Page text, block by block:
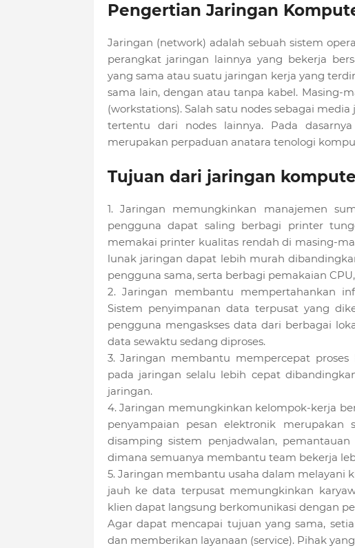
Pengertian Jaringan
Jaringan (network) adalah sebuah sistem
perangkat jaringan lainnya yang bekerja
yang sama atau suatu jaringan kerja yang
sama lain, dengan atau tanpa kabel. Masing-
(workstations). Salah satu nodes sebagai
tertentu dari nodes lainnya. Pada
merupakan perpaduan anatara tenologi
Tujuan dari jaringan
1. Jaringan memungkinkan manajemen
pengguna dapat saling berbagi printer
memakai printer kualitas rendah di masing-
lunak jaringan dapat lebih murah
pengguna sama, serta berbagi pemakaian
2. Jaringan membantu mempertahankan
Sistem penyimpanan data terpusat yang
pengguna mengaskses data dari berbagai
data sewaktu sedang diproses.
3. Jaringan membantu mempercepat
pada jaringan selalu lebih cepat
jaringan.
4. Jaringan memungkinkan kelompok-kerja
penyampaian pesan elektronik merupakan
disamping sistem penjadwalan,
dimana semuanya membantu team bekerja
5. Jaringan membantu usaha dalam melayani
jauh ke data terpusat memungkinkan
klien dapat langsung berkomunikasi dengan
Agar dapat mencapai tujuan yang sama,
dan memberikan layanaan (service). Pihak